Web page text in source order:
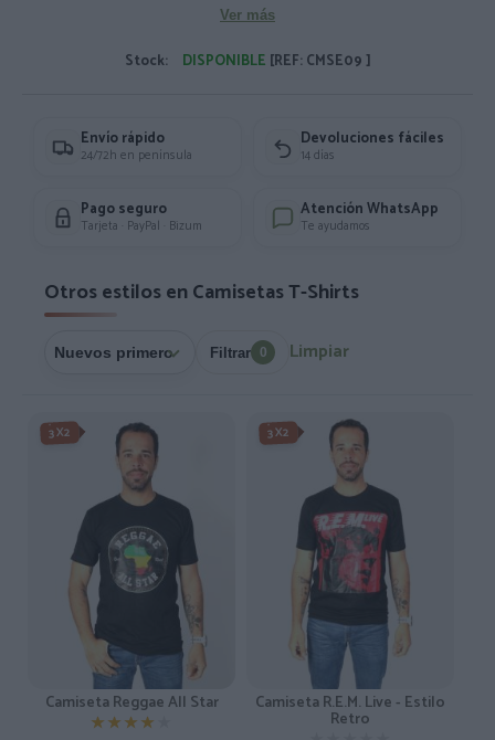
Ver más
Stock: DISPONIBLE [REF: CMSE09 ]
Envío rápido
24/72h en península
Devoluciones fáciles
14 días
Pago seguro
Tarjeta · PayPal · Bizum
Atención WhatsApp
Te ayudamos
Otros estilos en Camisetas T-Shirts
Filtrar 0 Limpiar
3X2
Camiseta Reggae All Star
★★★★★
★★★★★
3X2
Camiseta R.E.M. Live - Estilo
Retro